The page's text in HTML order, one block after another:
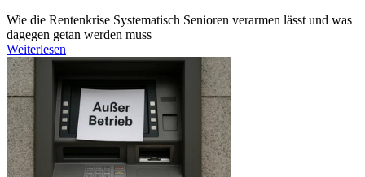
Wie die Rentenkrise Systematisch Senioren verarmen lässt und was
dagegen getan werden muss
Weiterlesen